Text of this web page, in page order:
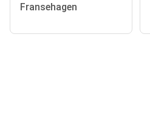
Fransehagen